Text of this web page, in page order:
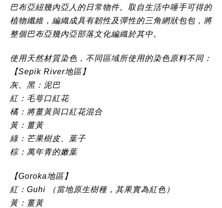
巴布亞紐幾內亞人的日常物件。取自生活中唾手可得的
植物纖維，編織成具有韌性及彈性的三角網狀包包，將
整個巴布亞幾內亞部落文化編織於其中。
使用天然材質染色，不同區域所使用的染色原料不同：
【Sepik River地區】
灰、黑：泥巴
紅：毛萼口紅花
橘：將薑黃與口紅花混合
黃： 薑黃
綠：芒果樹皮、 葉子
棕：萬年青的嫩葉
【Goroka地區】
紅： Guhi （當地原生樹種，其果實為紅色）
黃：薑黃